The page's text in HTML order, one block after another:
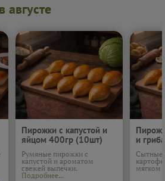
Пирожки с капустой и
яйцом 400гр (10шт)
Румяные пирожки с
капустой и ароматом
свежей выпечки.
Подробнее...
и
(10шт)
Сытные
мягком